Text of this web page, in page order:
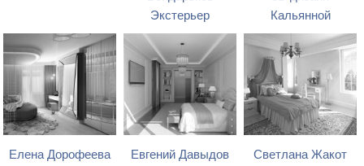
Экстерьер
Кальянной
Елена Дорофеева
Евгений Давыдов
Светлана Жакот